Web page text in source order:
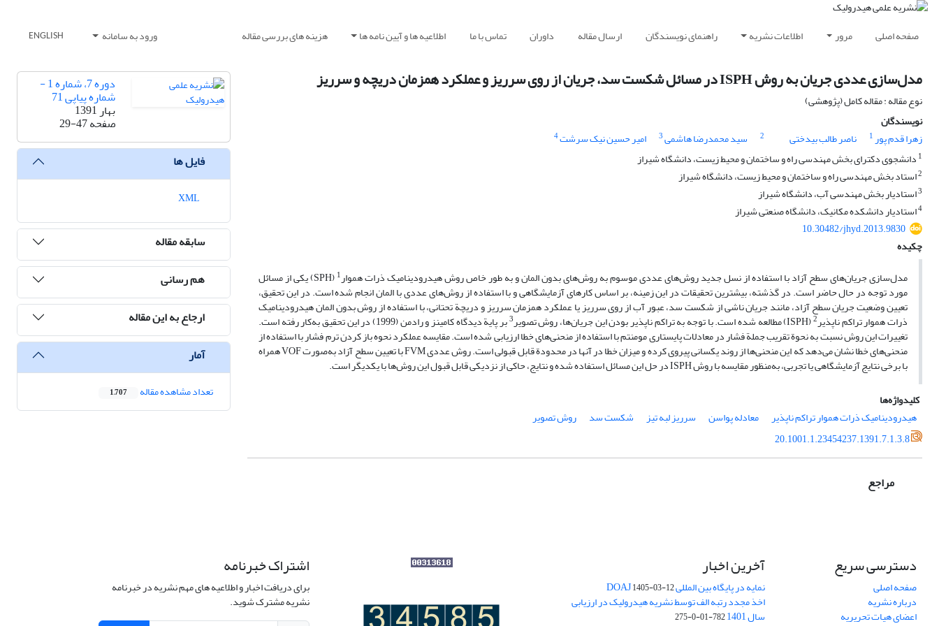
صفحه اصلی مرور اطلاعات نشریه راهنمای نویسندگان ارسال مقاله داوران تماس با ما اطلاعیه ها و آیین نامه ها هزینه های بررسی مقاله ورود به سامانه ENGLISH
مدل‌سازی عددی جریان به روش ISPH در مسائل شکست سد، جریان از روی سرریز و عملکرد همزمان دریچه و سرریز
نوع مقاله : مقاله کامل (پژوهشی)
نویسندگان
زهرا قدم پور1 ناصر طالب بیدختی 2 سید محمدرضا هاشمی3 امیر حسین نیک سرشت4
1 دانشجوی دکترای بخش مهندسی راه و ساختمان و محیط زیست، دانشگاه شیراز
2استاد بخش مهندسی راه و ساختمان و محیط زیست، دانشگاه شیراز
3استادیار بخش مهندسی آب، دانشگاه شیراز
4استادیار دانشکده مکانیک، دانشگاه صنعتی شیراز
10.30482/jhyd.2013.9830
چکیده
مدل‌سازی جریان‌های سطح آزاد با استفاده از نسل جدید روش‌های عددی موسوم به روش‌های بدون المان و به طور خاص روش هیدرودینامیک ذرات هموار1 (SPH) یکی از مسائل
مورد توجه در حال حاضر است. در گذشته، بیشترین تحقیقات در این زمینه، بر اساس کارهای آزمایشگاهی و با استفاده از روش‌های عددی با المان انجام شده است. در این تحقیق،
تعیین وضعیت جریان سطح آزاد، مانند جریان ناشی از شکست سد، عبور آب از روی سرریز یا عملکرد همزمان سرریز و دریچة تحتانی، با استفاده از روش بدون المان هیدرودینامیک
ذرات هموار تراکم ناپذیر2(ISPH) مطالعه شده است. با توجه به تراکم ناپذیر بودن این جریان‌ها، روش تصویر 3 بر پایة دیدگاه کامینز و رادمن (1999) در این تحقیق به‌کار رفته است.
تغییرات این روش نسبت به نحوة تقریب جملة فشار در معادلات پایستاری مومنتم با استفاده از منحنی‌های خطا ارزیابی شده است. مقایسه عملکرد نحوه باز کردن ترم فشار با استفاده از
منحنی‌های خطا نشان می‌دهد که این منحنی‌ها از روند یکسانی پیروی کرده و میزان خطا در آنها در محدودة قابل قبولی است. روش عددی FVM با تعیین سطح آزاد به‌صورت VOF همراه
با برخی نتایج آزمایشگاهی یا تجربی، به‌منظور مقایسه با روش ISPH در حل این مسائل استفاده شده و نتایج، حاکی از نزدیکی قابل قبول این روش‌ها با یکدیگر است.
کلیدواژه‌ها
هیدرودینامیک ذرات هموار تراکم ناپذیر
معادله پواسن سرریز لبه تیز شکست سد
روش تصویر
20.1001.1.23454237.1391.7.1.3.8
مراجع
دوره 7، شماره 1 -
شماره پیاپی 71
بهار 1391
صفحه29-47
فایل ها
سابقه مقاله
هم رسانی
ارجاع به این مقاله
آمار
تعداد مشاهده مقاله 1,707
دسترسی سریع
صفحه اصلی
درباره نشریه
اعضای هیات تحریریه
آخرین اخبار
نمایه در پایگاه بین المللی DOAJ1405-03-12
اخذ مجدد رتبه الف توسط نشریه هیدرولیک در ارزیابی
سال 1401 782-01-0-275
اشتراک خبرنامه
برای دریافت اخبار و اطلاعیه های مهم نشریه در خبرنامه
نشریه مشترک شوید.